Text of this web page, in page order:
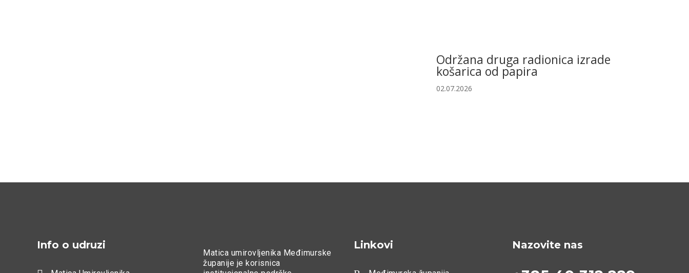
Održana druga radionica izrade
košarica od papira
02.07.2026
Info o udruzi
Matica umirovljenika Međimurske
županije je korisnica
Linkovi Nazovite nas